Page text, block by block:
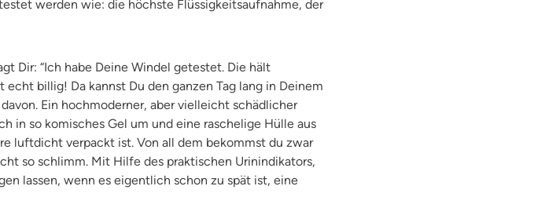
werden wie: die höchste Flüssigkeitsaufnahme, der
Dir: “Ich habe Deine Windel getestet. Die hält
billig! Da kannst Du den ganzen Tag lang in Deinem
Ein hochmoderner, aber vielleicht schädlicher
in so komisches Gel um und eine raschelige Hülle aus
luftdicht verpackt ist. Von all dem bekommst du zwar
so schlimm. Mit Hilfe des praktischen Urinindikators,
lassen, wenn es eigentlich schon zu spät ist, eine